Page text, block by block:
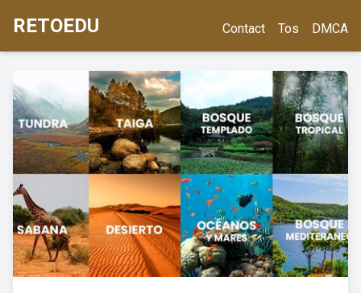
RETOEDU Contact Tos DMCA